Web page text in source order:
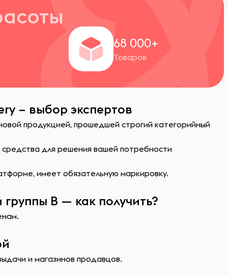
68 000+
Товаров
– выбор экспертов
продукцией, прошедшей строгий категорийный
для решения вашей потребности
имеет обязательную маркировку.
B — как получить?
и магазинов продавцов.